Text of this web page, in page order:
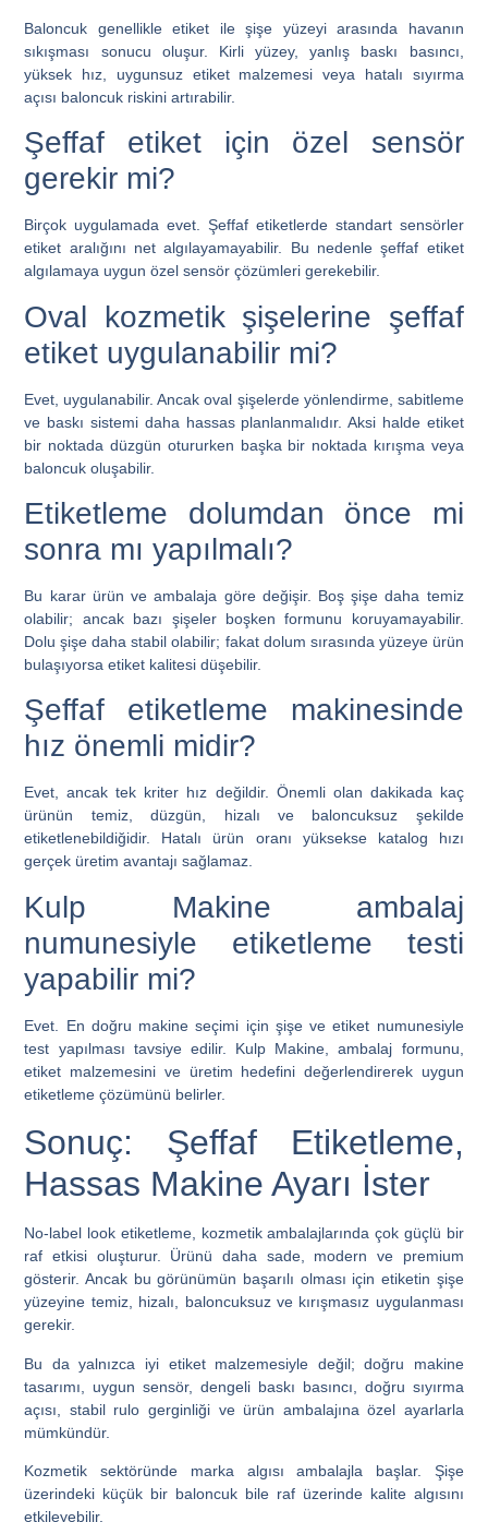
Baloncuk genellikle etiket ile şişe yüzeyi arasında havanın
sıkışması sonucu oluşur. Kirli yüzey, yanlış baskı basıncı,
yüksek hız, uygunsuz etiket malzemesi veya hatalı sıyırma
açısı baloncuk riskini artırabilir.
Şeffaf etiket için özel sensör
gerekir mi?
Birçok uygulamada evet. Şeffaf etiketlerde standart sensörler
etiket aralığını net algılayamayabilir. Bu nedenle şeffaf etiket
algılamaya uygun özel sensör çözümleri gerekebilir.
Oval kozmetik şişelerine şeffaf
etiket uygulanabilir mi?
Evet, uygulanabilir. Ancak oval şişelerde yönlendirme, sabitleme
ve baskı sistemi daha hassas planlanmalıdır. Aksi halde etiket
bir noktada düzgün otururken başka bir noktada kırışma veya
baloncuk oluşabilir.
Etiketleme dolumdan önce mi
sonra mı yapılmalı?
Bu karar ürün ve ambalaja göre değişir. Boş şişe daha temiz
olabilir; ancak bazı şişeler boşken formunu koruyamayabilir.
Dolu şişe daha stabil olabilir; fakat dolum sırasında yüzeye ürün
bulaşıyorsa etiket kalitesi düşebilir.
Şeffaf etiketleme makinesinde
hız önemli midir?
Evet, ancak tek kriter hız değildir. Önemli olan dakikada kaç
ürünün temiz, düzgün, hizalı ve baloncuksuz şekilde
etiketlenebildiğidir. Hatalı ürün oranı yüksekse katalog hızı
gerçek üretim avantajı sağlamaz.
Kulp Makine ambalaj
numunesiyle etiketleme testi
yapabilir mi?
Evet. En doğru makine seçimi için şişe ve etiket numunesiyle
test yapılması tavsiye edilir. Kulp Makine, ambalaj formunu,
etiket malzemesini ve üretim hedefini değerlendirerek uygun
etiketleme çözümünü belirler.
Sonuç: Şeffaf Etiketleme,
Hassas Makine Ayarı İster
No-label look etiketleme, kozmetik ambalajlarında çok güçlü bir
raf etkisi oluşturur. Ürünü daha sade, modern ve premium
gösterir. Ancak bu görünümün başarılı olması için etiketin şişe
yüzeyine temiz, hizalı, baloncuksuz ve kırışmasız uygulanması
gerekir.
Bu da yalnızca iyi etiket malzemesiyle değil; doğru makine
tasarımı, uygun sensör, dengeli baskı basıncı, doğru sıyırma
açısı, stabil rulo gerginliği ve ürün ambalajına özel ayarlarla
mümkündür.
Kozmetik sektöründe marka algısı ambalajla başlar. Şişe
üzerindeki küçük bir baloncuk bile raf üzerinde kalite algısını
etkileyebilir.